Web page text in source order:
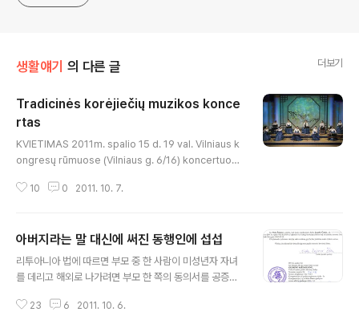
생활얘기 의 다른 글 더보기
Tradicinės korėjiečių muzikos konce
rtas
KVIETIMAS 2011m. spalio 15 d. 19 val. Vilniaus k
ongresų rūmuose (Vilniaus g. 6/16) koncertuos t
Koncertą rengia Korėjos Respublikos ambasad
me Joon Jae LEE Korëjos Respublikos ambasa
dorius Lietuvoje * Atėję į koncertą su šiuo kvieti
mu, gausite bilietą. Užimkit..
10 0 2011. 10. 7.
아버지라는 말 대신에 써진 동행인에 섭섭
리투아니아 법에 따르면 부모 중 한 사람이 미성년자 자녀
를 데리고 해외로 나가려면 부모 한 쪽의 동의서를 공증받
도 된다. 이제 얼마 후 딸아이와 둘이서만 한국에 간다. 아
23 6 2011. 10. 6.